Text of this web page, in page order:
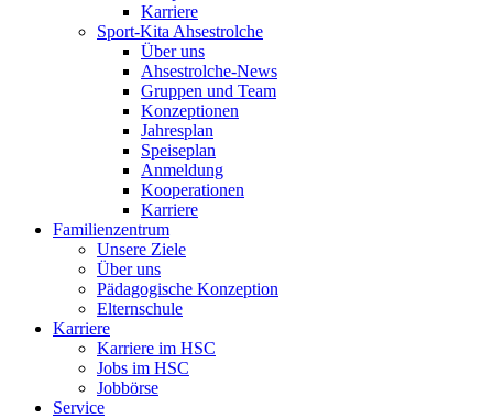
Karriere
Sport-Kita Ahsestrolche
Über uns
Ahsestrolche-News
Gruppen und Team
Konzeptionen
Jahresplan
Speiseplan
Anmeldung
Kooperationen
Karriere
Familienzentrum
Unsere Ziele
Über uns
Pädagogische Konzeption
Elternschule
Karriere
Karriere im HSC
Jobs im HSC
Jobbörse
Service